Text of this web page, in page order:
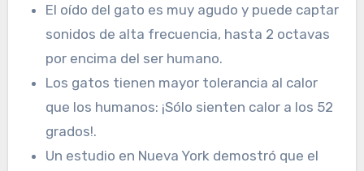
El oído del gato es muy agudo y puede captar
sonidos de alta frecuencia, hasta 2 octavas
por encima del ser humano.
Los gatos tienen mayor tolerancia al calor
que los humanos: ¡Sólo sienten calor a los 52
grados!.
Un estudio en Nueva York demostró que el